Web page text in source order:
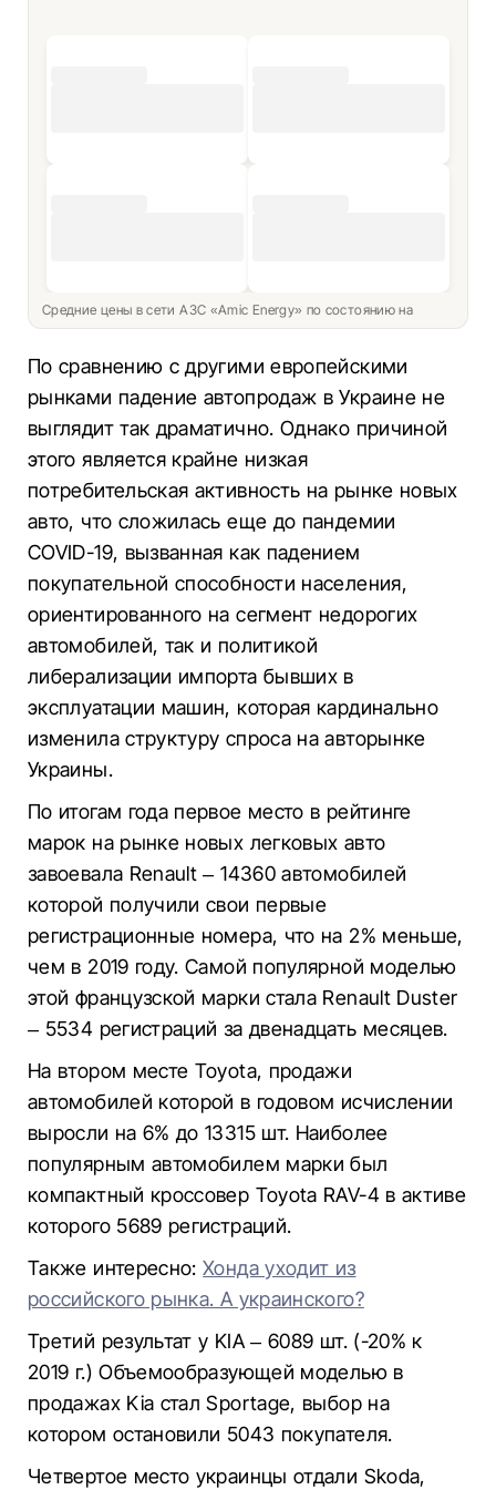
Средние цены в сети АЗС «Amic Energy» по состоянию на
По сравнению с другими европейскими
рынками падение автопродаж в Украине не
выглядит так драматично. Однако причиной
этого является крайне низкая
потребительская активность на рынке новых
авто, что сложилась еще до пандемии
COVID-19, вызванная как падением
покупательной способности населения,
ориентированного на сегмент недорогих
автомобилей, так и политикой
либерализации импорта бывших в
эксплуатации машин, которая кардинально
изменила структуру спроса на авторынке
Украины.
По итогам года первое место в рейтинге
марок на рынке новых легковых авто
завоевала Renault – 14360 автомобилей
которой получили свои первые
регистрационные номера, что на 2% меньше,
чем в 2019 году. Самой популярной моделью
этой французской марки стала Renault Duster
– 5534 регистраций за двенадцать месяцев.
На втором месте Toyota, продажи
автомобилей которой в годовом исчислении
выросли на 6% до 13315 шт. Наиболее
популярным автомобилем марки был
компактный кроссовер Toyota RAV-4 в активе
которого 5689 регистраций.
Также интересно:Хонда уходит из
российского рынка. А украинского?
Третий результат у KIA – 6089 шт. (-20% к
2019 г.) Объемообразующей моделью в
продажах Kia стал Sportage, выбор на
котором остановили 5043 покупателя.
Четвертое место украинцы отдали Skoda,